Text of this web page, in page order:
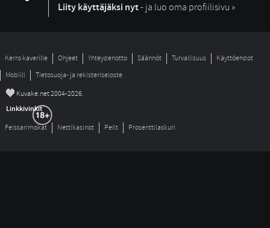
Liity käyttäjäksi nyt- ja luo oma profiilisivu »
Kerro kaverille Ohjeet Yhteydenotto Säännöt Turvallisuus
Käyttöehdot
Mobiili
Tietosuoja- ja rekisteriseloste
© Kuvake.net 2004-2026.
Linkkivinkit
Feissarimokat Nettikasinot Pelit Prosenttilaskuri